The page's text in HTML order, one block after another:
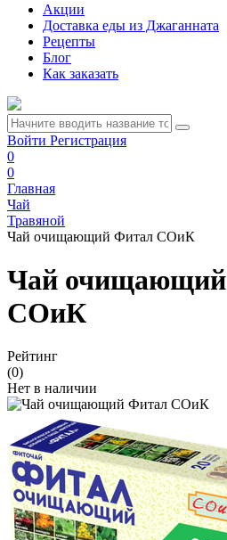
Акции
Доставка еды из Джаганната
Рецепты
Блог
Как заказать
Войти Регистрация
0
0
Главная
Чай
Травяной
Чай очищающий Фитал СОиК
Чай
СОиК
Рейтинг
(0)
Нет в наличии